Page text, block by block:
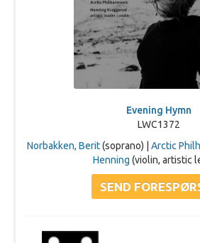
Evening Hymn
LWC1372
Norbakken, Berit(soprano) | Arctic
Henning (violin, artistic